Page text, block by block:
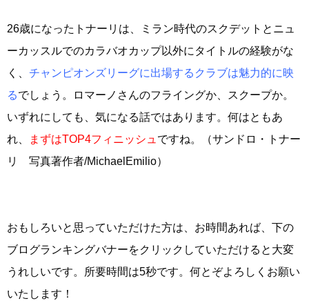
26歳になったトナーリは、ミラン時代のスクデットとニュ
ーカッスルでのカラバオカップ以外にタイトルの経験がな
く、 チャンピオンズリーグに出場するクラブは魅力的に映
るでしょう。ロマーノさんのフライングか、スクープか。
いずれにしても、気になる話ではあります。何はともあ
れ、
まずはTOP4フィニッシュ ですね。（サンドロ・トナー
リ 写真著作者/MichaelEmilio）
おもしろいと思っていただけた方は、お時間あれば、下の
ブログランキングバナーをクリックしていただけると大変
うれしいです。所要時間は5秒です。何とぞよろしくお願い
いたします！